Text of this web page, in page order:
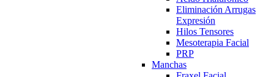
Eliminación Arrugas
Expresión
Hilos Tensores
Mesoterapia Facial
PRP
Manchas